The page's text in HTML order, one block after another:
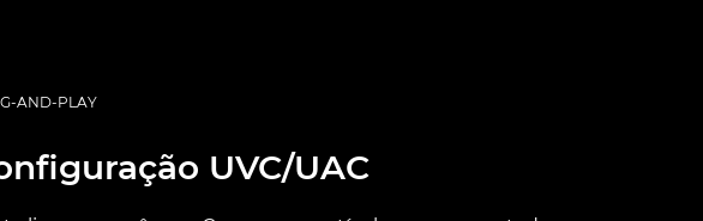
AND-PLAY
UVC/UAC